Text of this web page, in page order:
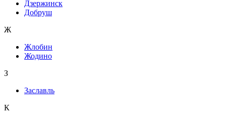
Дзержинск
Добруш
Ж
Жлобин
Жодино
З
Заславль
К